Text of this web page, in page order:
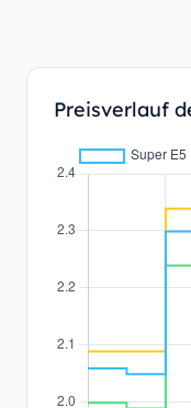
Preisverlauf